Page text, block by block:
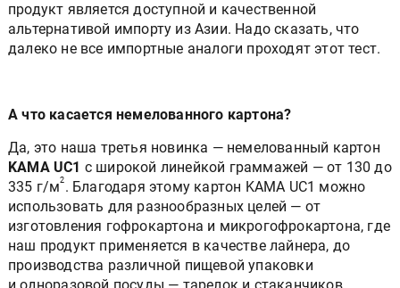
продукт является доступной и качественной
альтернативой импорту из Азии. Надо сказать, что
далеко не все импортные аналоги проходят этот тест.
А что касается немелованного картона?
Да, это наша третья новинка — немелованный картон
KAMA UC1 с широкой линейкой граммажей — от 130 до
335 г/м2 . Благодаря этому картон KAMА UC1 можно
использовать для разнообразных целей — от
изготовления гофрокартона и микрогофрокартона, где
наш продукт применяется в качестве лайнера, до
производства различной пищевой упаковки